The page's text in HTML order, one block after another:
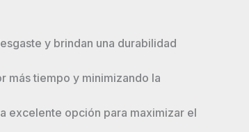
y brindan una durabilidad
más tiempo y minimizando la
excelente opción para maximizar el